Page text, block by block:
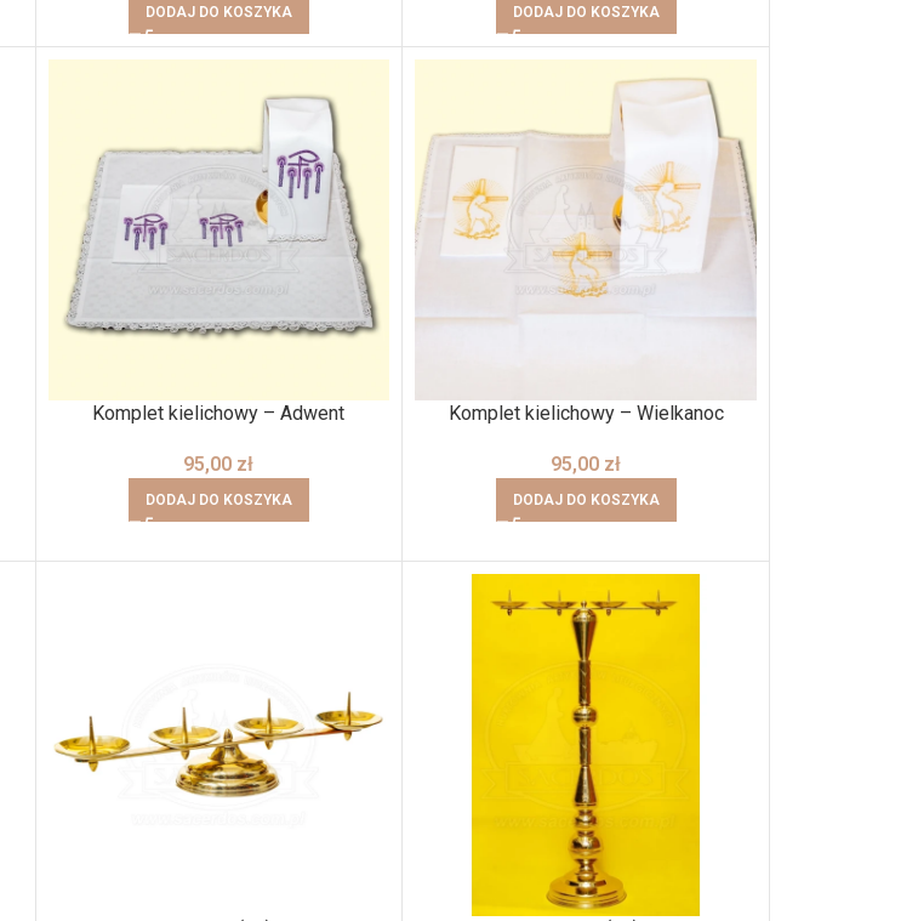
DODAJ DO KOSZYKA DODAJ DO KOSZYKA
Komplet kielichowy – Adwent
95,00 zł
DODAJ DO KOSZYKA
Komplet kielichowy – Wielkanoc
95,00 zł
DODAJ DO KOSZYKA